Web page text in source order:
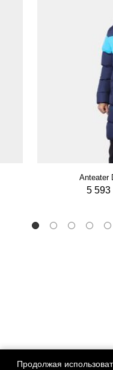
Anteater
5 593
Продолжая